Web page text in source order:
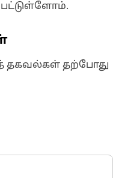
தகவல்கள் தற்போது